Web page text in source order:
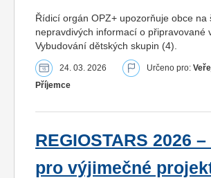
Řídicí orgán OPZ+ upozorňuje obce na
nepravdivých informací o připravované
Vybudování dětských skupin (4).
24. 03. 2026 Určeno pro:
Příjemce
REGIOSTARS 2026
pro výjimečné